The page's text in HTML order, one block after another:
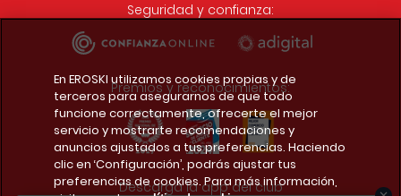
Seguridad y confianza:
Premios y reconocimientos:
Descarga la app del club
En EROSKI utilizamos cookies propias y de
terceros para asegurarnos de que todo
funcione correctamente, ofrecerte el mejor
servicio y mostrarte recomendaciones y
anuncios ajustados a tus preferencias. Haciendo
clic en ‘Configuración’, podrás ajustar tus
preferencias de cookies. Para más información,